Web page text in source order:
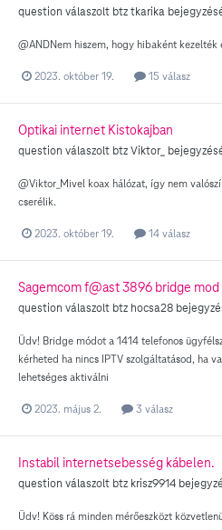
question válaszolt btztkarika
@ANDNem hiszem, hogy hibaként
2023. október 19. 15 válasz
Optikai internet Kistokajban
question válaszolt btzViktor_
@Viktor_Mivel koax hálózat, így nem
cserélik.
2023. október 19. 14 válasz
Sagemcom f@ast 3896 bridge
question válaszolt btz hocsa28
Üdv! Bridge módot a 1414 telefonos
kérheted ha nincs IPTV szolgáltatásod, ha
lehetséges aktiválni
2023. május 2. 3 válasz
Instabil internetsebesség kábelen.
question válaszolt btz krisz9914
Üdv! Köss rá minden mérőeszközt